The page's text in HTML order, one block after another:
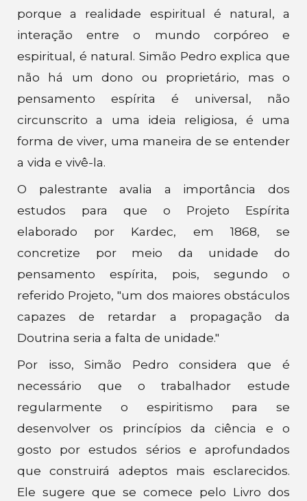
porque a realidade espiritual é natural, a
interação entre o mundo corpóreo e
espiritual, é natural. Simão Pedro explica que
não há um dono ou proprietário, mas o
pensamento espírita é universal, não
circunscrito a uma ideia religiosa, é uma
forma de viver, uma maneira de se entender
a vida e vivê-la.
O palestrante avalia a importância dos
estudos para que o Projeto Espírita
elaborado por Kardec, em 1868, se
concretize por meio da unidade do
pensamento espírita, pois, segundo o
referido Projeto, "um dos maiores obstáculos
capazes de retardar a propagação da
Doutrina seria a falta de unidade."
Por isso, Simão Pedro considera que é
necessário que o trabalhador estude
regularmente o espiritismo para se
desenvolver os princípios da ciência e o
gosto por estudos sérios e aprofundados
que construirá adeptos mais esclarecidos.
Ele sugere que se comece pelo Livro dos